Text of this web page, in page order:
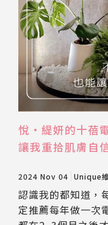
悅•緹妍的十蓓
讓我重拾肌膚自
2024 Nov 04 Unique
認識我的都知道，
定推薦每年做一次